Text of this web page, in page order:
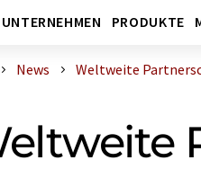
UNTERNEHMEN PRODUKTE
News Weltweite